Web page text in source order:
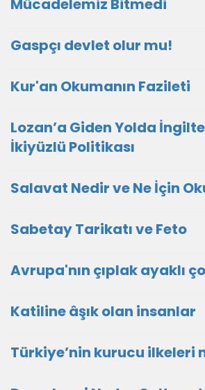
Mücadelemiz Bitmedi
Gaspçı devlet olur mu!
Kur'an Okumanın Fazileti
Lozan’a Giden Yolda
İkiyüzlü Politikası
Salavat Nedir ve Ne İçin
Sabetay Tarikatı ve Feto
Avrupa'nın çıplak ayaklı
Katiline âşık olan insanlar
Türkiye’nin kurucu ilkeleri